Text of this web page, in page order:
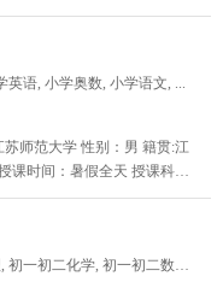
英语, 小学奥数, 小学语文, ...
师范大学 性别：男 籍贯:江
课时间：暑假全天 授课科
科目：初一初二物理, 初一初二化学, 初一初二数学, ...